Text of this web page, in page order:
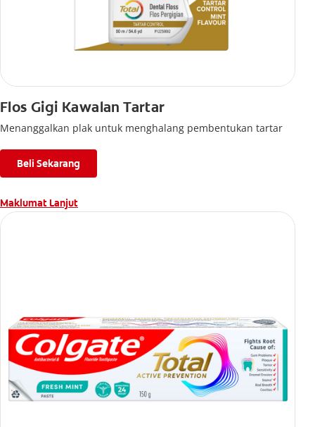
Flos Gigi Kawalan Tartar
Menanggalkan plak untuk menghalang pembentukan tartar
Beli Sekarang
Maklumat Lanjut